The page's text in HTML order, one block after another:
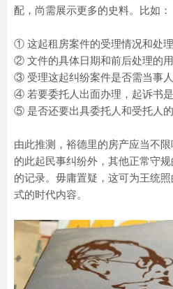
配，尚需展示更多的史料。比如：
① 这起租房案件的受理情况和处
② 文件的具体日期和前后处理的
③ 受理这起纠纷案件是否需当事
④ 若要委托人出面办理，起诉书
⑤ 是否还要出具委托人和受托人
由此推测，裕德里的房产应当不
的此起民事纠纷外，其他正常守
的记录。毋庸置疑，这可为王统
式的时代内容。